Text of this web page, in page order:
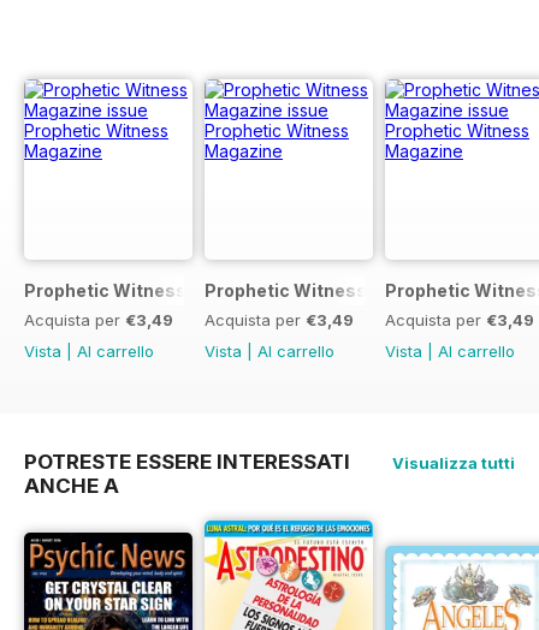
Prophetic Witness Magazine
Acquista per €3,49
Vista
Al carrello
Prophetic Witness Magazine
Acquista per €3,49
Vista
Al carrello
Prophetic
Acquista per €3,49
Vista
Al carrello
POTRESTE ESSERE INTERESSATI
ANCHE A
Visualizza tutti